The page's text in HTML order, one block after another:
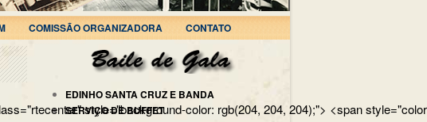
COMISSÃO ORGANIZADORA CONTATO
style="background-color: rgb(204, 204, 204);"> <span
EDINHO SANTA CRUZ E BANDA
SERVIÇO DE BUFFET